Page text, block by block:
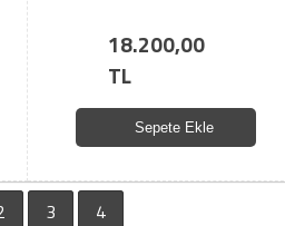
18.200,00
TL
Sepete Ekle
3 4